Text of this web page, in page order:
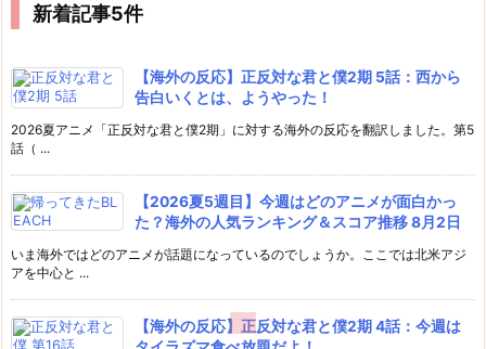
新着記事5件
【海外の反応】正反対な君と僕2期 5話：西から
告白いくとは、ようやった！
2026夏アニメ「正反対な君と僕2期」に対する海外の反応を翻訳しました。第5
話（ ...
【2026夏5週目】今週はどのアニメが面白かっ
た？海外の人気ランキング＆スコア推移 8月2日
いま海外ではどのアニメが話題になっているのでしょうか。ここでは北米アジ
アを中心と ...
【海外の反応】正反対な君と僕2期 4話：今週は